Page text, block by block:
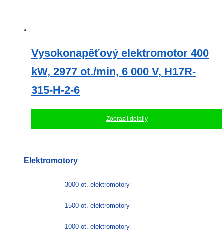
Vysokonapěťový elektromotor 400
kW, 2977 ot./min, 6 000 V, H17R-
315-H-2-6
Zobrazit detaily
Elektromotory
3000 ot. elektromotory
1500 ot. elektromotory
1000 ot. elektromotory